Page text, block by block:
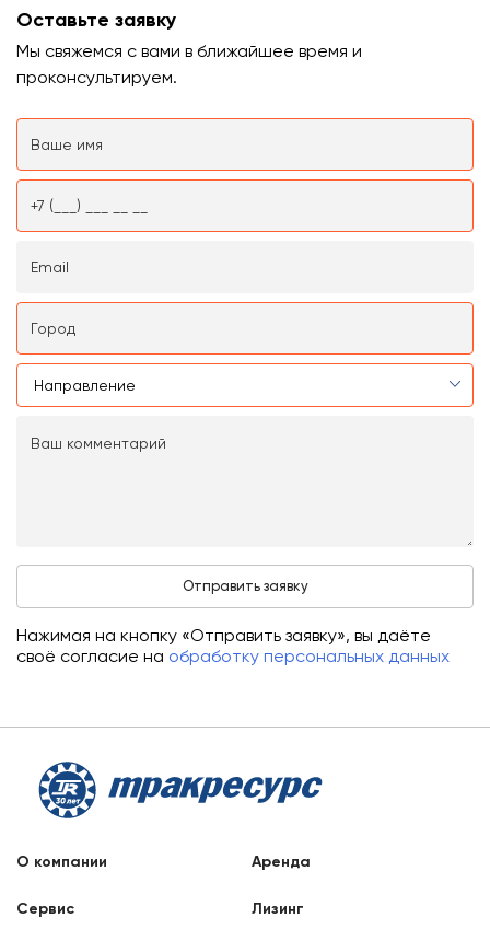
Оставьте заявку
Мы свяжемся с вами в ближайшее время и
проконсультируем.
Нажимая на кнопку «Отправить заявку», вы даёте
своё согласие на обработку персональных данных
О компании Аренда
Сервис Лизинг